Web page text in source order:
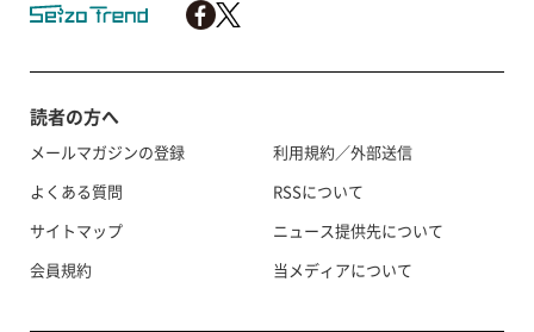
読者の方へ
メールマガジンの登録
よくある質問
サイトマップ
会員規約
利用規約／外部送信
RSSについて
ニュース提供先について
当メディアについて